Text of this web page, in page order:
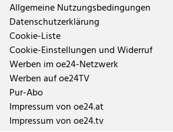
Allgemeine Nutzungsbedingungen
Datenschutzerklärung
Cookie-Liste
Cookie-Einstellungen und Widerruf
Werben im oe24-Netzwerk
Werben auf oe24TV
Pur-Abo
Impressum von oe24.at
Impressum von oe24.tv